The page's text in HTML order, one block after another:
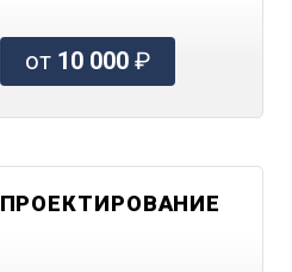
от 10 000₽
ПРОЕКТИРОВАНИЕ